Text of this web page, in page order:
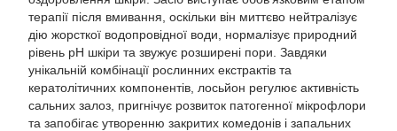
терапії після вмивання, оскільки він миттєво нейтралізує
дію жорсткої водопровідної води, нормалізує природний
рівень pH шкіри та звужує розширені пори. Завдяки
унікальній комбінації рослинних екстрактів та
кератолітичних компонентів, лосьйон регулює активність
сальних залоз, пригнічує розвиток патогенної мікрофлори
та запобігає утворенню закритих комедонів і запальних